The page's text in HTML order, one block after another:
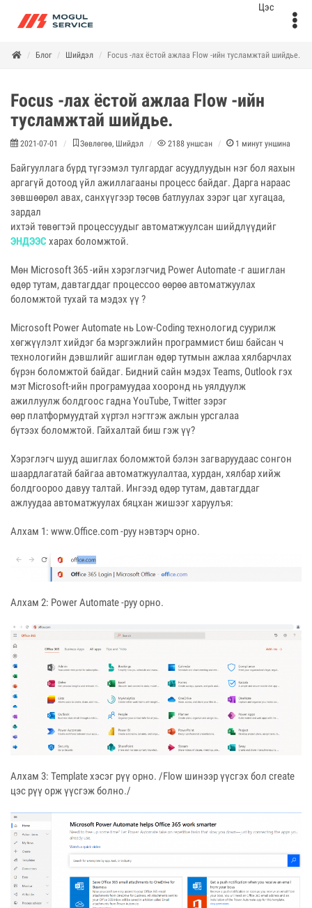
Блог Шийдэл Focus -лах ёстой ажлаа Flow -ийн тусламжтай шийдье.
Focus -лах ёстой ажлаа Flow -ийн
тусламжтай шийдье.
2021-07-01 Зөвлөгөө, Шийдэл 2188 уншсан 1 минут уншина
Байгууллага бүрд түгээмэл тулгардаг асуудлуудын нэг бол яахын
аргагүй дотоод үйл ажиллагааны процесс байдаг. Дарга нараас
зөвшөөрөл авах, санхүүгээр төсөв батлуулах зэрэг цаг хугацаа,
зардал
ихтэй төвөгтэй процессуудыг автоматжуулсан шийдлүүдийг
ЭНДЭЭС харах боломжтой.
Мөн Microsoft 365 -ийн хэрэглэгчид Power Automate -г ашиглан
өдөр тутам, давтагддаг процессоо өөрөө автоматжуулах
боломжтой тухай та мэдэх үү ?
Microsoft Power Automate нь Low-Coding технологид суурилж
хөгжүүлэлт хийдэг ба мэргэжлийн программист биш байсан ч
технологийн дэвшлийг ашиглан өдөр тутмын ажлаа хялбарчлах
бүрэн боломжтой байдаг. Бидний сайн мэдэх Teams, Outlook гэх
мэт Microsoft-ийн програмуудаа хооронд нь уялдуулж
ажиллуулж болдгоос гадна YouTube, Twitter зэрэг
өөр платформуудтай хүртэл нэгтгэж ажлын урсгалаа
бүтээх боломжтой. Гайхалтай биш гэж үү?
Хэрэглэгч шууд ашиглах боломжтой бэлэн загваруудаас сонгон
шаардлагатай байгаа автоматжуулалтаа, хурдан, хялбар хийж
болдгоороо давуу талтай. Ингээд өдөр тутам, давтагддаг
ажлуудаа автоматжуулах бяцхан жишээг харуулъя:
Алхам 1: www.Office.com -руу нэвтэрч орно.
Алхам 2: Power Automate -руу орно.
Алхам 3: Template хэсэг рүү орно. /Flow шинээр үүсгэх бол create
цэс рүү орж үүсгэж болно./